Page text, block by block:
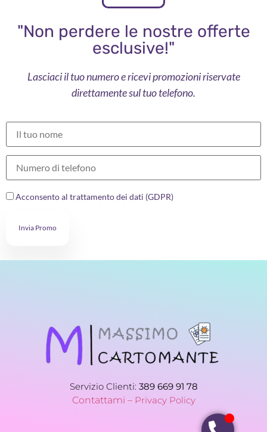
"Non perdere le nostre offerte
esclusive!"
Lasciaci il tuo numero e ricevi promozioni riservate
direttamente sul tuo telefono.
Acconsento al trattamento dei dati (GDPR)
Invia Promo
Servizio Clienti: 389 669 91 78
Contattami – Privacy Policy